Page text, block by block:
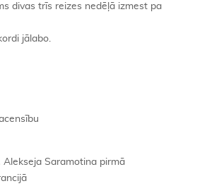
divas trīs reizes nedēļā izmest pa
jālabo.
Alekseja Saramotina pirmā